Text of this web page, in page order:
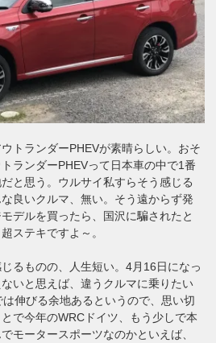
トランダーPHEVが素晴らしい。おそ
ランダーPHEVって日本車の中で1番
と思う。ウルサイ私すらそう感じる
良いクルマ、無い。そう遠からず発
デルを買ったら、国沢に騙されたと
ステキですよ～。
るものの、人生短い。4月16日になっ
いと思えば、違うクルマに乗りたい
伸びる余地あるというので、思い切
で今年のWRCドイツ、もう少しで本
モータースポーツなのかといえば、